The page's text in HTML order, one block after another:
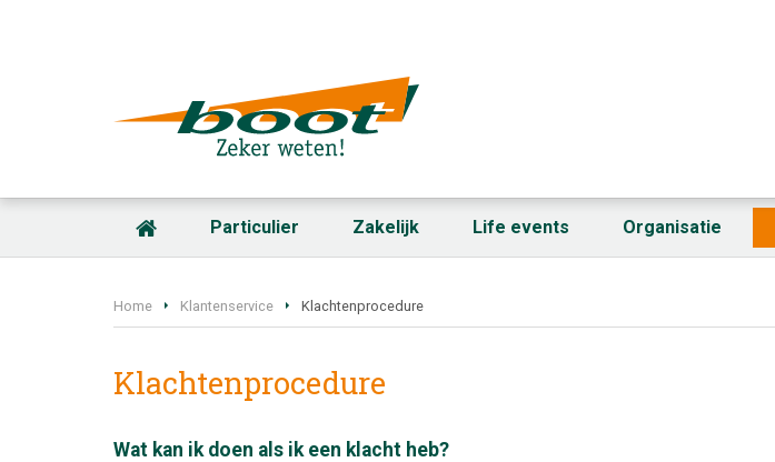
Particulier Zakelijk Life events Organisatie
Home Klantenservice Klachtenprocedure
Klachtenprocedure
Wat kan ik doen als ik een klacht heb?